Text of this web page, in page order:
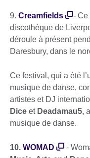
9. Creamfields
- Ce
discothèque de
déroule à présent
Daresbury, dans le
Ce festival, qui a été
musique de danse,
artistes et DJ
Dice et Deadamau5,
musique de danse.
10. WOMAD -